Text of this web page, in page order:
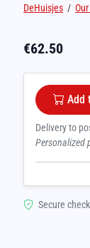
DeHuisjes /
€62.50
Add
Delivery to
Personalized
Secure